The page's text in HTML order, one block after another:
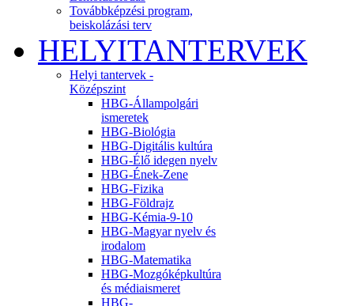
Továbbképzési program,
beiskolázási terv
HELYITANTERVEK
Helyi tantervek -
Középszint
HBG-Állampolgári
ismeretek
HBG-Biológia
HBG-Digitális kultúra
HBG-Élő idegen nyelv
HBG-Ének-Zene
HBG-Fizika
HBG-Földrajz
HBG-Kémia-9-10
HBG-Magyar nyelv és
irodalom
HBG-Matematika
HBG-Mozgóképkultúra
és médiaismeret
HBG-